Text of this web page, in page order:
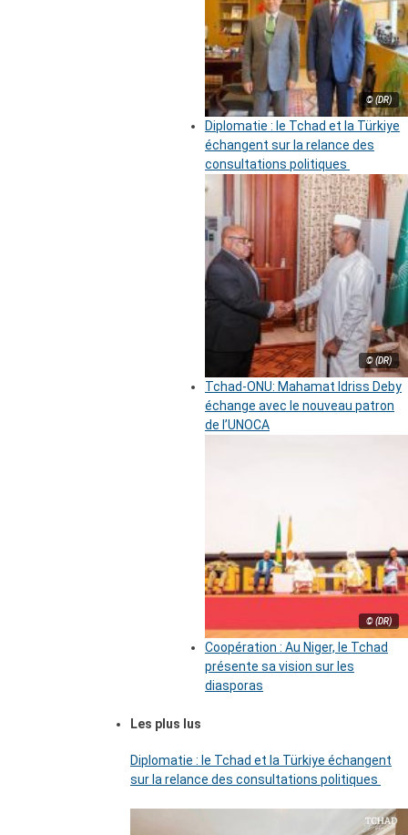
© (DR)
Diplomatie : le Tchad et la Türkiye
échangent sur la relance des
consultations politiques
© (DR)
Tchad-ONU: Mahamat Idriss Deby
échange avec le nouveau patron
de l’UNOCA
© (DR)
Coopération : Au Niger, le Tchad
présente sa vision sur les
diasporas
Les plus lus
Diplomatie : le Tchad et la Türkiye échangent
sur la relance des consultations politiques